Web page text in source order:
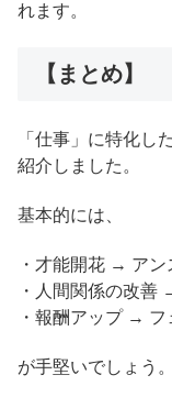
れます。
【まとめ】
「仕事」に特化し
紹介しました。
基本的には、
・才能開花 → アン
・人間関係の改善
・報酬アップ → フ
が手堅いでしょう。